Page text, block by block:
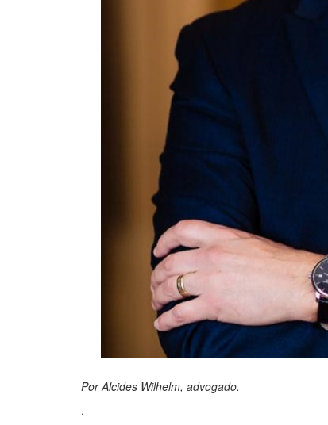
Por Alcides Wilhelm, advogado.
.